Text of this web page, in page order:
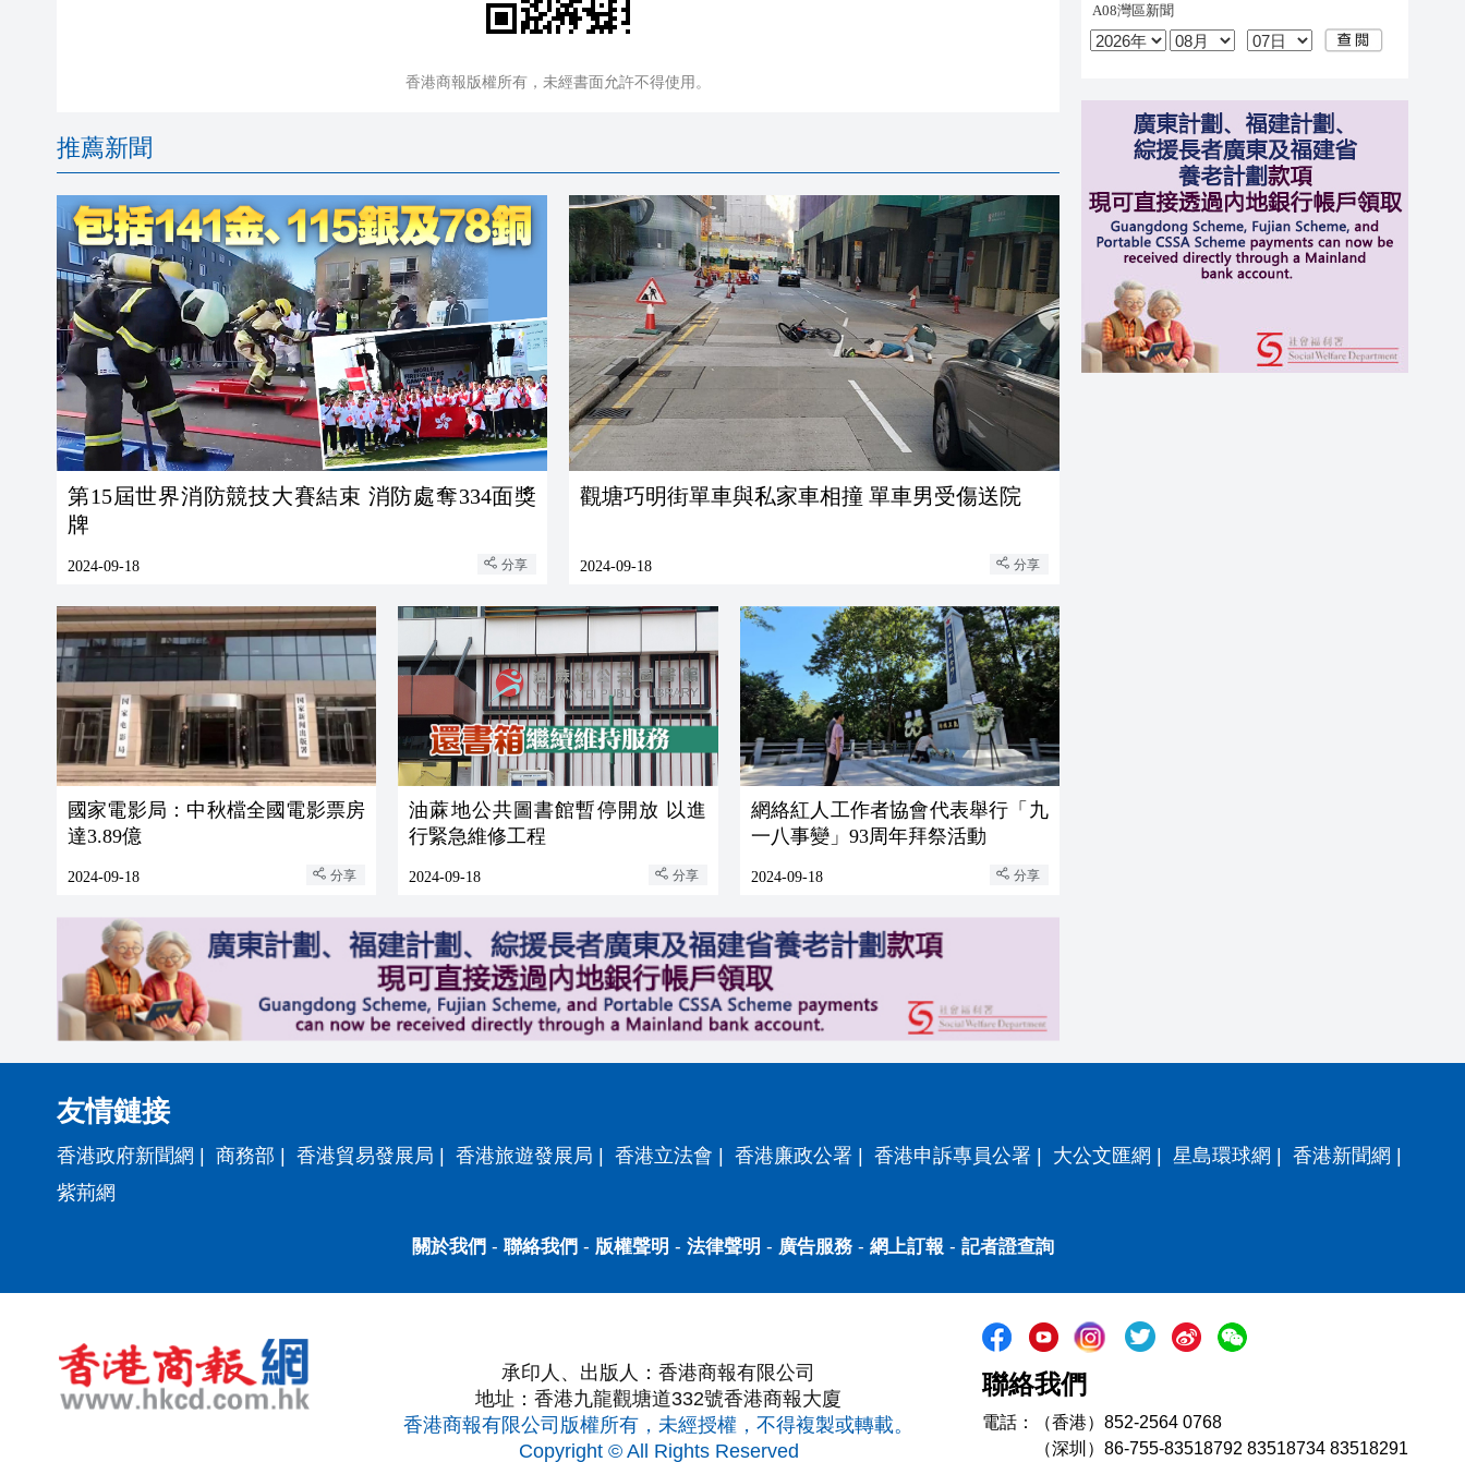
香港商報版權所有，未經書面允許不得使用。
推薦新聞
第15屆世界消防競技大賽結束 消防處奪334面獎
牌
2024-09-18 分享
觀塘巧明街單車與私家車相撞 單車男受傷送院
2024-09-18 分享
國家電影局：中秋檔全國電影票房
達3.89億
2024-09-18 分享
油蔴地公共圖書館暫停開放 以進
行緊急維修工程
2024-09-18 分享
網絡紅人工作者協會代表舉行「九
一八事變」93周年拜祭活動
2024-09-18 分享
友情鏈接
香港政府新聞網 | 商務部 | 香港貿易發展局 | 香港旅遊發展局 | 香港立法會 | 香港廉政公署 | 香港申訴專員公署 | 大公文匯網 | 星島環球網 | 香港新聞網 |
紫荊網
關於我們 - 聯絡我們 - 版權聲明 - 法律聲明 - 廣告服務- 網上訂報 - 記者證查詢
承印人、出版人：香港商報有限公司
地址：香港九龍觀塘道332號香港商報大廈
香港商報有限公司版權所有，未經授權，不得複製或轉載。
Copyright © All Rights Reserved
聯絡我們
電話：（香港）852-2564 0768
（深圳）86-755-83518792 83518734 83518291